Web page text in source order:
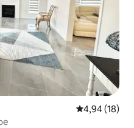
Note
4,94 (18)